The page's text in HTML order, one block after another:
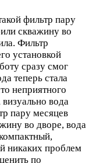
фильтр пару
скважину во
Фильтр
установкой
сразу смог
теперь стала
неприятного
вода
пару месяцев
во дворе, вода
никаких проблем
по